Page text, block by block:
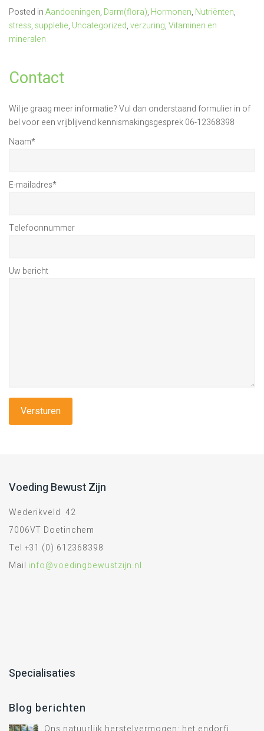
Posted inAandoeningen, Darm(flora), Hormonen, Nutriënten,
stress, suppletie, Uncategorized,verzuring,Vitaminen en
mineralen
Contact
Wil je graag meer informatie? Vul dan onderstaand formulier in of
bel voor een vrijblijvend kennismakingsgesprek 06-12368398
Naam*
E-mailadres*
Telefoonnummer
Uw bericht
Voeding Bewust Zijn
Wederikveld 42
7006VT Doetinchem
Tel +31 (0) 612368398
Mail info@voedingbewustzijn.nl
Specialisaties
Blog berichten